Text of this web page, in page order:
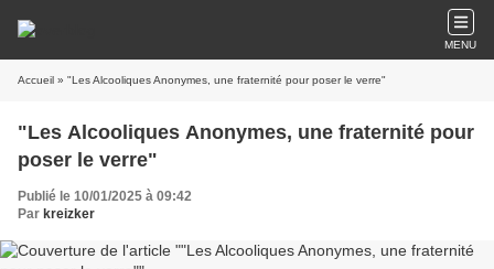
MENU
Accueil » "Les Alcooliques Anonymes, une fraternité pour poser le verre"
"Les Alcooliques Anonymes, une fraternité pour
poser le verre"
Publié le 10/01/2025 à 09:42
Par kreizker